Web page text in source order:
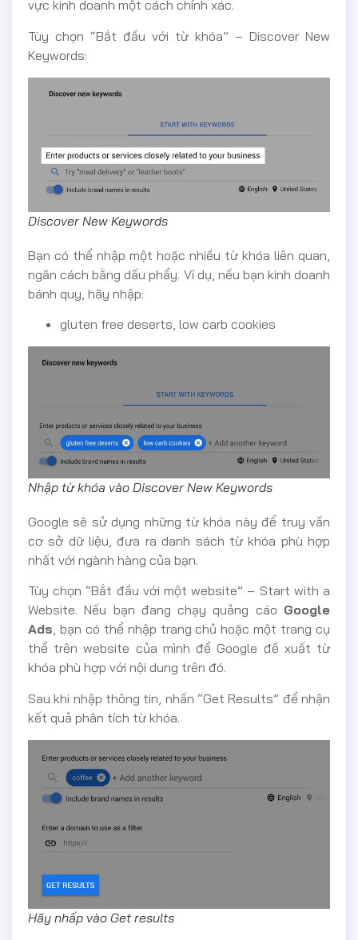
vực kinh doanh một cách chính xác.
Tùy chọn “Bắt đầu với từ khóa” – Discover New
Keywords:
Discover New Keywords
Bạn có thể nhập một hoặc nhiều từ khóa liên quan,
ngăn cách bằng dấu phẩy. Ví dụ, nếu bạn kinh doanh
bánh quy, hãy nhập:
gluten free deserts, low carb cookies
Nhập từ khóa vào Discover New Keywords
Google sẽ sử dụng những từ khóa này để truy vấn
cơ sở dữ liệu, đưa ra danh sách từ khóa phù hợp
nhất với ngành hàng của bạn.
Tùy chọn “Bắt đầu với một website” – Start with a
Website. Nếu bạn đang chạy quảng cáo Google
Ads, bạn có thể nhập trang chủ hoặc một trang cụ
thể trên website của mình để Google đề xuất từ
khóa phù hợp với nội dung trên đó.
Sau khi nhập thông tin, nhấn “Get Results” để nhận
kết quả phân tích từ khóa.
Hãy nhấp vào Get results